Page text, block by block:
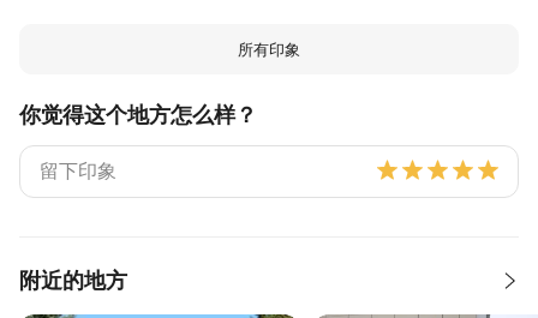
所有印象
你觉得这个地方怎么样？
附近的地方